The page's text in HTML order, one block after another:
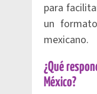
para
un
mexicano.
¿Qué
México?